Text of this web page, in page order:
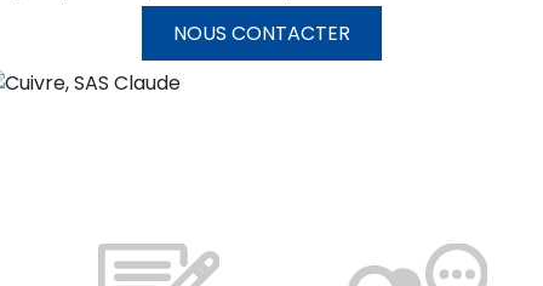
NOUS CONTACTER